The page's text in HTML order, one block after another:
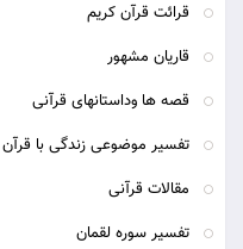
قرائت قرآن کریم
قاریان مشهور
قصه ها وداستانهای قرآنی
تفسیر موضوعی زندگی با قرآن
مقالات قرآنی
تفسیر سوره لقمان